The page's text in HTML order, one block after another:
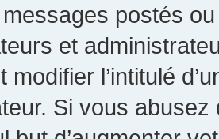
postés
et
modifier l’intitulé
Si vous